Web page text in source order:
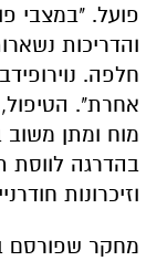
פועל. "במצבי
והדריכות
חלפה.
אחרת". הטיפול,
מוח ומתן
בהדרגה לווסת
וזיכרונות